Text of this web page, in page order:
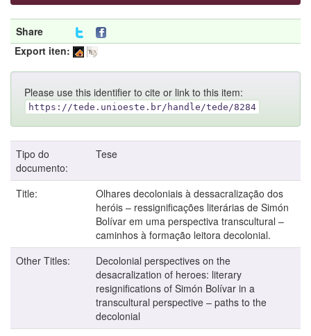
Share
Export iten:
Please use this identifier to cite or link to this item:
https://tede.unioeste.br/handle/tede/8284
Tipo do
documento:
Tese
Title:
Olhares decoloniais à dessacralização dos
heróis – ressignificações literárias de Simón
Bolívar em uma perspectiva transcultural –
caminhos à formação leitora decolonial.
Other Titles:
Decolonial perspectives on the
desacralization of heroes: literary
resignifications of Simón Bolívar in a
transcultural perspective – paths to the
decolonial